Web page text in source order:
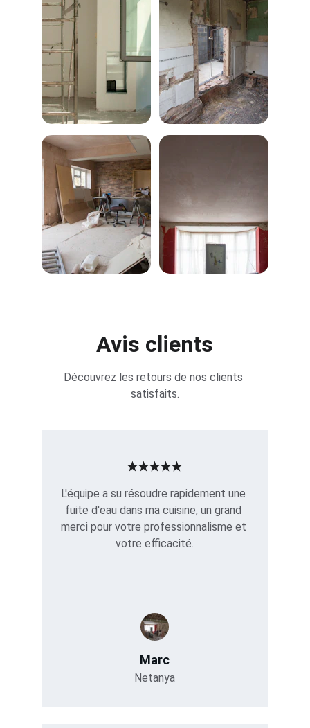
Avis clients
Découvrez les retours de nos clients
satisfaits.
L'équipe a su résoudre rapidement une
fuite d'eau dans ma cuisine, un grand
merci pour votre professionnalisme et
votre efficacité.
Marc
Netanya
★★★★★